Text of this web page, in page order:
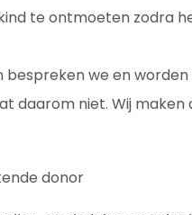
te ontmoeten zodra
bespreken we en
daarom niet. Wij maken
donor